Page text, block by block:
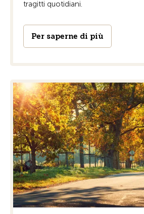
tragitti quotidiani.
Per saperne di più